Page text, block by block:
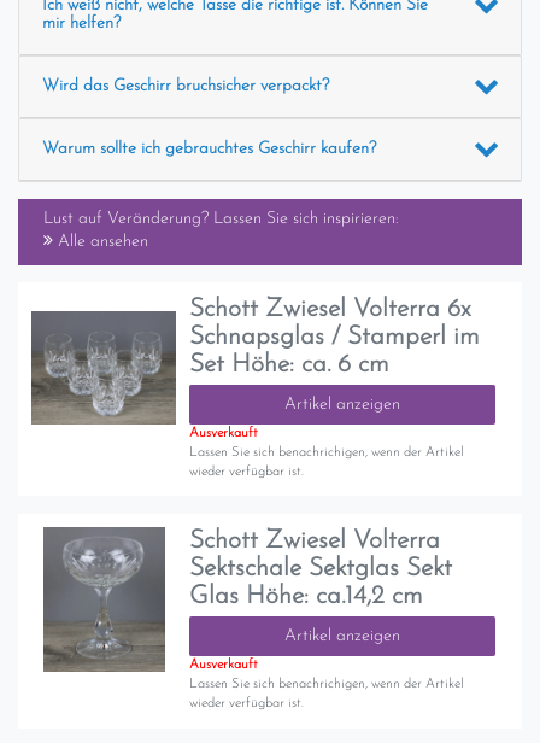
Ich weiß nicht, welche Tasse die richtige ist. Können Sie
mir helfen?
Wird das Geschirr bruchsicher verpackt?
Warum sollte ich gebrauchtes Geschirr kaufen?
Lust auf Veränderung? Lassen Sie sich inspirieren:
Alle ansehen
Schott Zwiesel Volterra 6x
Schnapsglas / Stamperl im
Set Höhe: ca. 6 cm
Artikel anzeigen
Ausverkauft
Lassen Sie sich benachrichigen, wenn der Artikel
wieder verfügbar ist.
Schott Zwiesel Volterra
Sektschale Sektglas Sekt
Glas Höhe: ca.14,2 cm
Artikel anzeigen
Ausverkauft
Lassen Sie sich benachrichigen, wenn der Artikel
wieder verfügbar ist.